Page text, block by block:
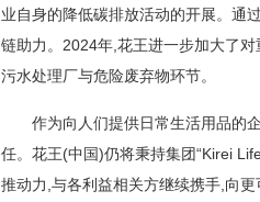
业自身的降低碳排放活动的开展。通
链助力。2024年,花王进一步加大了
污水处理厂与危险废弃物环节。
作为向人们提供日常生活用品的
任。花王(中国)仍将秉持集团“Kirei
推动力,与各利益相关方继续携手,向更